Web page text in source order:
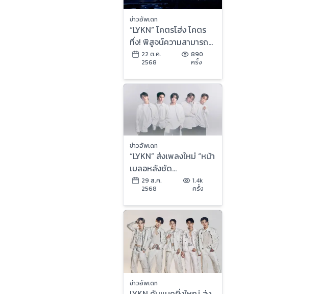
ข่าวอัพเดท
“LYKN” โคตรโฮ่ง โคตร
ทึ่ง! พิสูจน์ความสามารถไร้
ขีดจำกัด ระเบิดความมันส์
สะเทือน อิมแพ็ค อารีน่า ใน
งาน “LYKN DUSK &
DAWN CONCERT” 2 วัน
เต็มอิ่มฮอตเกินต้านพุ่งขึ้น
X TRENDS “อันดับ 1”
ของโลก!
22 ต.ค.
2568
890
ครั้ง
ข่าวอัพเดท
“LYKN” ส่งเพลงใหม่ “หน้า
เบลอหลังชัด
(Foreground)” ดึง
“ป่าน-คิน” ร่วมแสดง MV
29 ส.ค.
2568
1.4k
ครั้ง
ข่าวอัพเดท